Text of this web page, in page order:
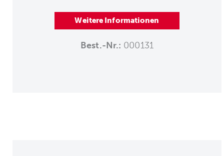
Weitere Informationen
Best.-Nr.: 000131